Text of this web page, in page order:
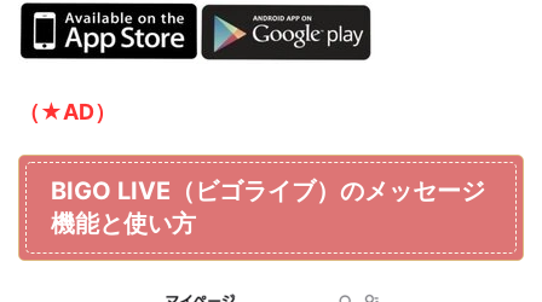
（★AD）
BIGO LIVE（ビゴライブ）のメッセージ
機能と使い方